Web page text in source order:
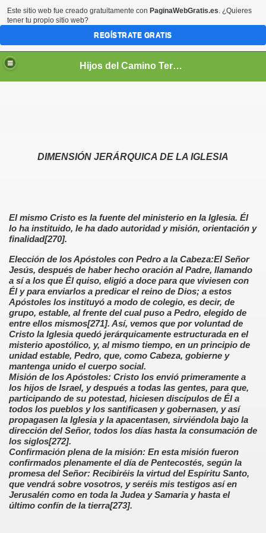
Hijos del Camino Teresiano
DIMENSIÓN JERÁRQUICA DE LA IGLESIA
El mismo Cristo es la fuente del ministerio en la Iglesia. Él
lo ha instituido, le ha dado autoridad y misión, orientación y
finalidad[270].
Elección de los Apóstoles con Pedro a la Cabeza:El Señor
Jesús, después de haber hecho oración al Padre, llamando
a sí a los que Él quiso, eligió a doce para que viviesen con
Él y para enviarlos a predicar el reino de Dios; a estos
Apóstoles los instituyó a modo de colegio, es decir, de
grupo, estable, al frente del cual puso a Pedro, elegido de
entre ellos mismos[271]. Así, vemos que por voluntad de
Cristo la Iglesia quedó jerárquicamente estructurada en el
misterio apostólico, y, al mismo tiempo, en un principio de
unidad estable, Pedro, que, como Cabeza, gobierne y
mantenga unido el cuerpo social.
Misión de los Apóstoles: Cristo los envió primeramente a
los hijos de Israel, y después a todas las gentes, para que,
participando de su potestad, hiciesen discípulos de Él a
todos los pueblos y los santificasen y gobernasen, y así
propagasen la Iglesia y la apacentasen, sirviéndola bajo la
dirección del Señor, todos los días hasta la consumación de
los siglos[272].
Confirmación plena de la misión: En esta misión fueron
confirmados plenamente el día de Pentecostés, según la
promesa del Señor: Recibiréis la virtud del Espíritu Santo,
que vendrá sobre vosotros, y seréis mis testigos así en
Jerusalén como en toda la Judea y Samaria y hasta el
último confín de la tierra[273].
de Jesús
Místico de Cristo
Este sitio web fue creado gratuitamente con PaginaWebGratis.es. ¿Quieres
tener tu propio sitio web?
REGÍSTRATE GRATIS